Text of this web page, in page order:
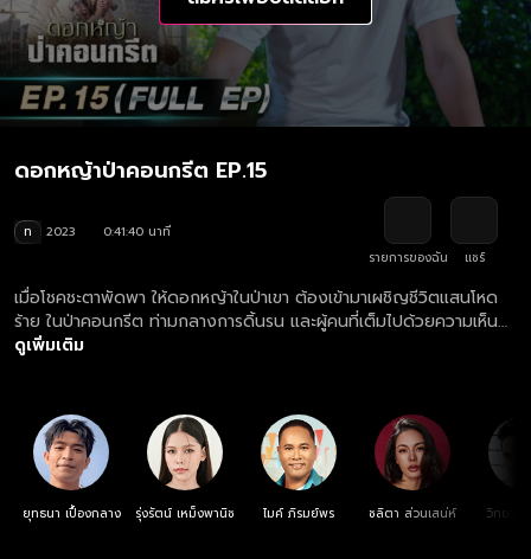
ดอกหญ้าป่าคอนกรีต EP.15
ท 2023
0:41:40 นาที
รายการของฉัน
แชร์
เมื่อโชคชะตาพัดพา ให้ดอกหญ้าในป่าเขา ต้องเข้ามาเผชิญชีวิตแสนโหด
ร้าย ในป่าคอนกรีต ท่ามกลางการดิ้นรน และผู้คนที่เต็มไปด้วยความเห็น
แก่ตัว เขาและเธอจะเอาชีวิตรอดในสังคมนี้ได้อย่างไร
ดูเพิ่มเติม
ยุทธนา เปื้องกลาง รุ่งรัตน์ เหม็งพานิช ไมค์ ภิรมย์พร ชลิตา ส่วนเสน่ห์ วิทยา